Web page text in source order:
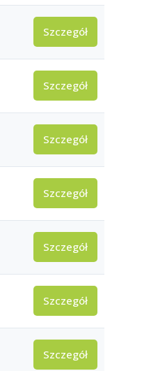
Szczegół
Szczegół
Szczegół
Szczegół
Szczegół
Szczegół
Szczegół